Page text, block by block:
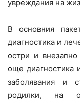
увреждания на
В основния
диагностика и
остри и
още диагностика
заболявания и
родилки, на